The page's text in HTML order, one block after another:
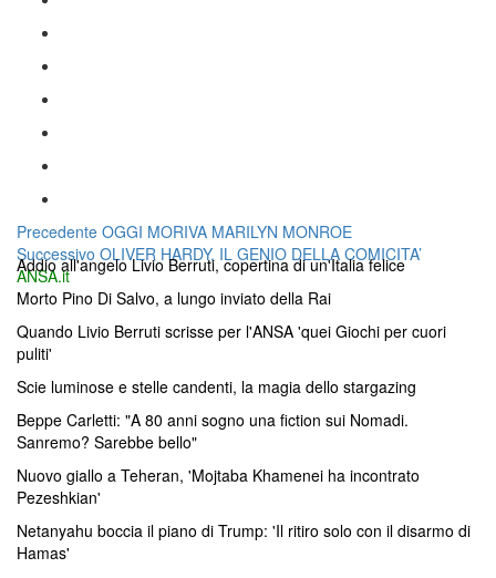
Navigazione
articoli
Precedente Articolo
precedente:
OGGI MORIVA MARILYN MONROE
Successivo Articolo
successivo:
OLIVER HARDY, IL GENIO DELLA COMICITA’
ANSA.it
Addio all'angelo Livio Berruti, copertina di un'Italia felice
Morto Pino Di Salvo, a lungo inviato della Rai
Quando Livio Berruti scrisse per l'ANSA 'quei Giochi per cuori
puliti'
Scie luminose e stelle candenti, la magia dello stargazing
Beppe Carletti: "A 80 anni sogno una fiction sui Nomadi.
Sanremo? Sarebbe bello"
Nuovo giallo a Teheran, 'Mojtaba Khamenei ha incontrato
Pezeshkian'
Netanyahu boccia il piano di Trump: 'Il ritiro solo con il disarmo di
Hamas'